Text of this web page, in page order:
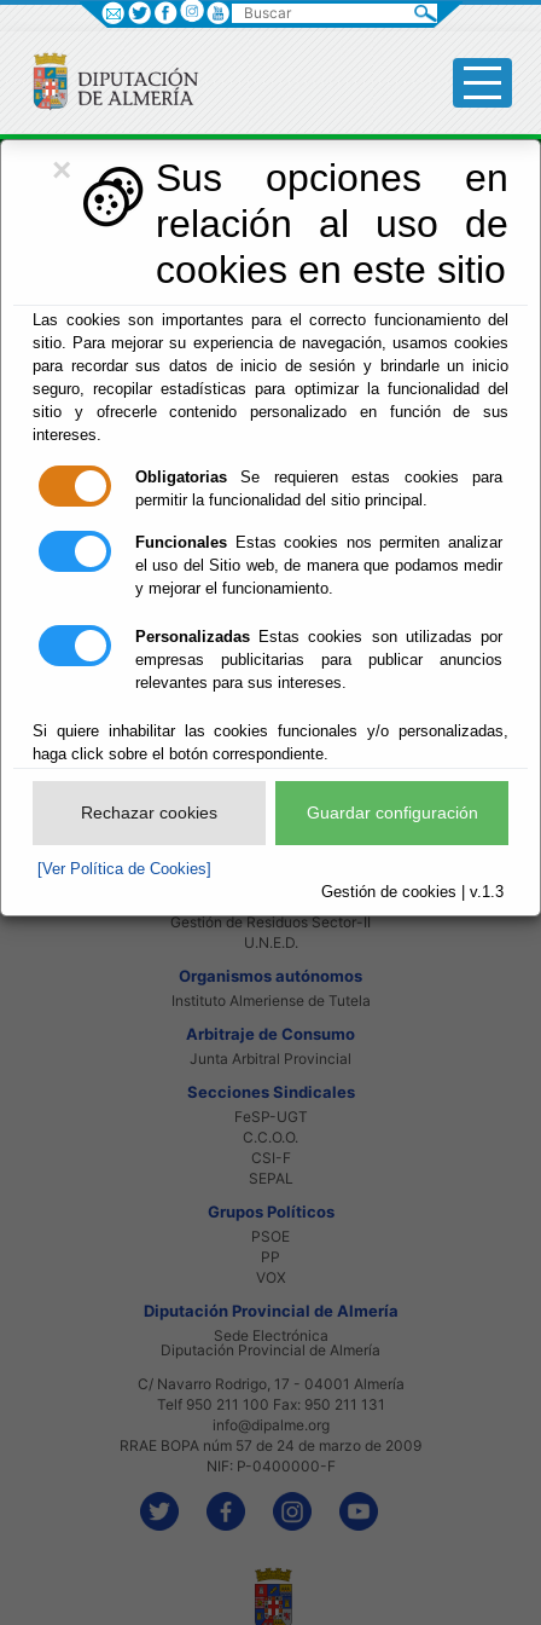
×
Sus opciones en
relación al uso de
cookies en este sitio
Las cookies son importantes para el correcto funcionamiento del
sitio. Para mejorar su experiencia de navegación, usamos cookies
para recordar sus datos de inicio de sesión y brindarle un inicio
seguro, recopilar estadísticas para optimizar la funcionalidad del
sitio y ofrecerle contenido personalizado en función de sus
intereses.
Obligatorias Se requieren estas cookies para
permitir la funcionalidad del sitio principal.
Funcionales Estas cookies nos permiten analizar
el uso del Sitio web, de manera que podamos medir
y mejorar el funcionamiento.
Personalizadas Estas cookies son utilizadas por
empresas publicitarias para publicar anuncios
relevantes para sus intereses.
Si quiere inhabilitar las cookies funcionales y/o personalizadas,
haga click sobre el botón correspondiente.
Rechazar cookies Guardar configuración
[Ver Política de Cookies]
Gestión de cookies | v.1.3
Economía
Menú Hacienda
Red Provincial
Intranet Provincial
Intranet Adheridos
Intranet Beneficiarios
Red Provincial
Enlaces de interés
Agencia Tributaria
Ministerio de Administraciones Públicas
Junta de Andalucia
Bomberos Poniente
Bomberos Levante
Almanzora Levante R.T.R.S.U.
Gestión de Residuos Sector-II
U.N.E.D.
Organismos autónomos
Instituto Almeriense de Tutela
Arbitraje de Consumo
Junta Arbitral Provincial
Secciones Sindicales
FeSP-UGT
C.C.O.O.
CSI-F
SEPAL
Grupos Políticos
PSOE
PP
VOX
Diputación Provincial de Almería
Sede Electrónica
Diputación Provincial de Almería
C/ Navarro Rodrigo, 17 - 04001 Almería
Telf 950 211 100 Fax: 950 211 131
info@dipalme.org
RRAE BOPA núm 57 de 24 de marzo de 2009
NIF: P-0400000-F
Buscar